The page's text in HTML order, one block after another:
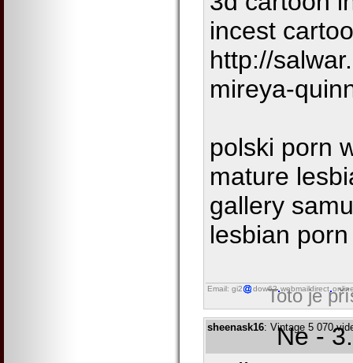
incest
http://
mireya-
polski porn
mature
gallery
lesbian porn
Email: gi2 dow62 webmaildirect
Toto je
sheenask16: Vintage 5 070
Ne -